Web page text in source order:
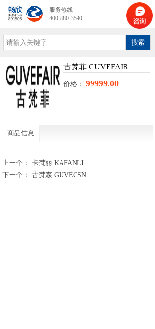
搜索
古梵菲 GUVEFAIR
价格： 99999.00
商品信息
上一个：
卡梵丽 KAFANLI
下一个：
古梵森 GUVECSN
服务热线
400-880-3590